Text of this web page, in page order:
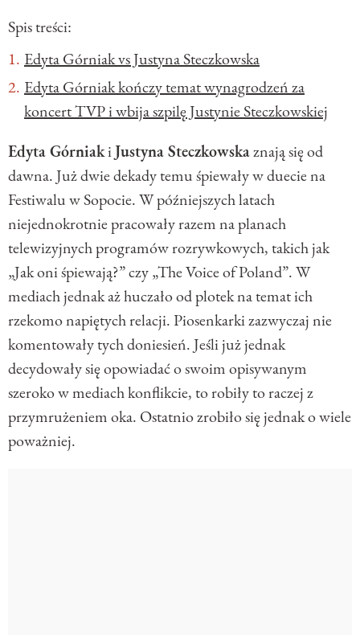
Spis treści:
Edyta Górniak vs Justyna Steczkowska
Edyta Górniak kończy temat wynagrodzeń za
koncert TVP i wbija szpilę Justynie Steczkowskiej
Edyta GórniakiJustyna Steczkowskaznają się od
dawna. Już dwie dekady temu śpiewały w duecie na
Festiwalu w Sopocie. W późniejszych latach
niejednokrotnie pracowały razem na planach
telewizyjnych programów rozrywkowych, takich jak
„Jak oni śpiewają?” czy „The Voice of Poland”. W
mediach jednak aż huczało od plotek na temat ich
rzekomo napiętych relacji. Piosenkarki zazwyczaj nie
komentowały tych doniesień. Jeśli już jednak
decydowały się opowiadać o swoim opisywanym
szeroko w mediach konflikcie, to robiły to raczej z
przymrużeniem oka. Ostatnio zrobiło się jednak o wiele
poważniej.